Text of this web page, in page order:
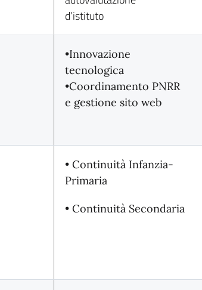
d’istituto
•Innovazione
tecnologica
•Coordinamento PNRR
e gestione sito web
• Continuità Infanzia-
Primaria
• Continuità Secondaria